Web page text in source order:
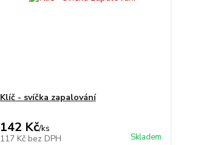
Klíč - svíčka zapalování
142 Kč/ks
117 Kč bez DPH Skladem